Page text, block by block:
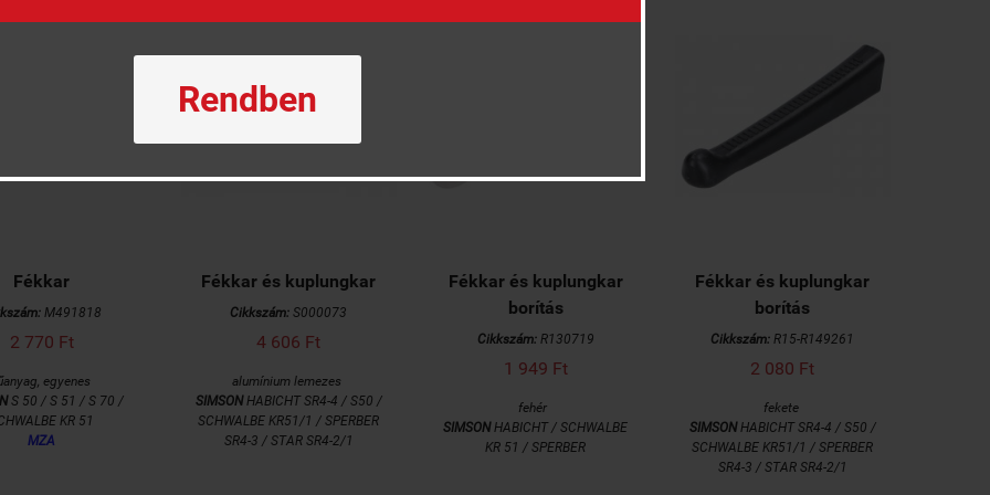
Rendben
Fékkar
M491818
2 770 Ft
egyenes
S 50 / S 51 / S 70 /
KR 51
MZA
Fékkar és kuplungkar
Cikkszám: S000073
4 606 Ft
alumínium lemezes
SIMSONHABICHT SR4-4 / S50 /
SCHWALBE KR51/1 / SPERBER
SR4-3 / STAR SR4-2/1
Fékkar és kuplungkar
borítás
Cikkszám:R130719
1 949 Ft
fehér
SIMSONHABICHT / SCHWALBE
KR 51 / SPERBER
Fékkar és kuplungkar
borítás
Cikkszám: R15-R149261
2 080 Ft
fekete
SIMSONHABICHT SR4-4 / S50 /
SCHWALBE KR51/1 / SPERBER
SR4-3 / STAR SR4-2/1